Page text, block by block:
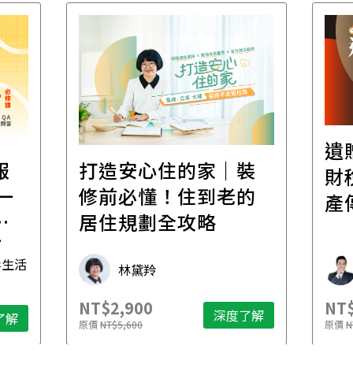
活
解
打造安心住的家｜裝
修前必懂！住到老的
居住規劃全攻略
林黛羚
NT$2,900
原價NT$5,600 深度了解
遺
財
產
原價